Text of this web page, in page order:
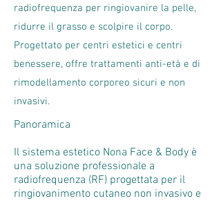
radiofrequenza per ringiovanire la pelle,
ridurre il grasso e scolpire il corpo.
Progettato per centri estetici e centri
benessere, offre trattamenti anti-età e di
rimodellamento corporeo sicuri e non
invasivi.
Panoramica
Il sistema estetico Nona Face & Body è
una soluzione professionale a
radiofrequenza (RF) progettata per il
ringiovanimento cutaneo non invasivo e